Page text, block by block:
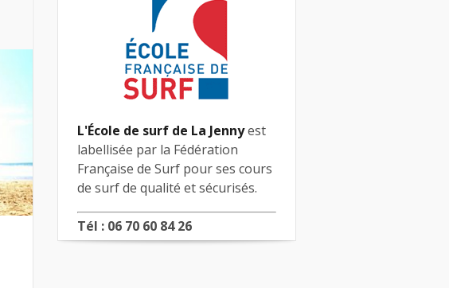
L'École de surf de La Jennyest
labellisée par la Fédération
Française de Surf pour ses cours
de surf de qualité et sécurisés.
Tél : 06 70 60 84 26